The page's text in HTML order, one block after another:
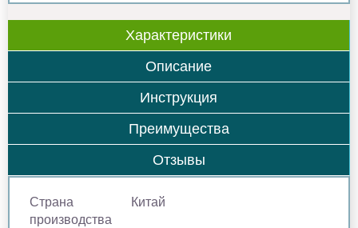
Характеристики
Описание
Инструкция
Преимущества
Отзывы
Страна
производства
Китай